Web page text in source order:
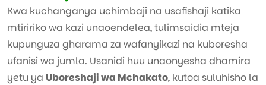
Kwa kuchanganya uchimbaji na usafishaji katika
mtiririko wa kazi unaoendelea, tulimsaidia mteja
kupunguza gharama za wafanyikazi na kuboresha
ufanisi wa jumla. Usanidi huu unaonyesha dhamira
yetu ya Uboreshaji wa Mchakato, kutoa suluhisho la